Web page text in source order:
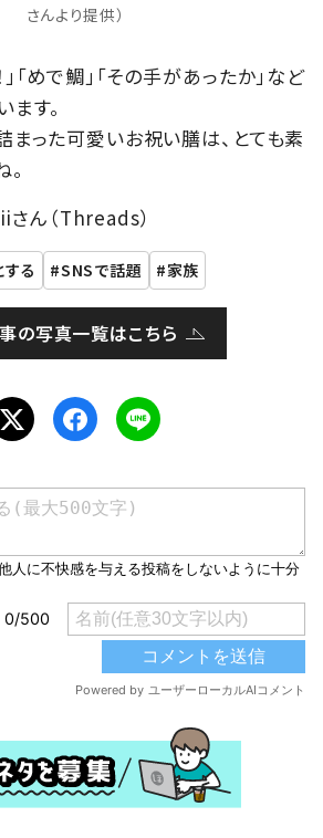
さんより提供）
「めで鯛」「その手があったか」など
す。
まった可愛いお祝い膳は、とても素
ん（Threads）
する SNSで話題 家族
の写真一覧はこちら